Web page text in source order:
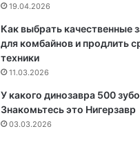
19.04.2026
Как выбрать качественные
для комбайнов и продлить
техники
11.03.2026
У какого динозавра 500
Знакомьтесь это Нигерзавр
03.03.2026